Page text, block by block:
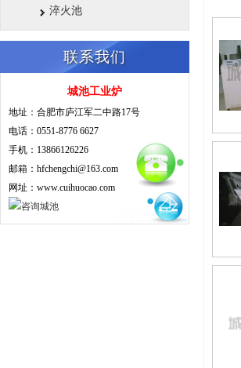
淬火池
联系我们
城池工业炉
地址：合肥市庐江军二中路17号
电话：0551-8776 6627
手机：13866126226
邮箱：hfchengchi@163.com
网址：www.cuihuocao.com